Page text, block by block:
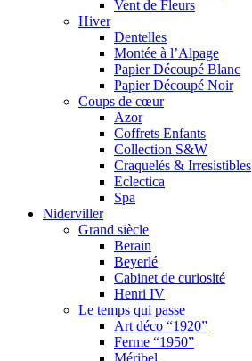
Vent de Fleurs
Hiver
Dentelles
Montée à l’Alpage
Papier Découpé Blanc
Papier Découpé Noir
Coups de cœur
Azor
Coffrets Enfants
Collection S&W
Craquelés & Irresistibles
Eclectica
Spa
Niderviller
Grand siècle
Berain
Beyerlé
Cabinet de curiosité
Henri IV
Le temps qui passe
Art déco “1920”
Ferme “1950”
Méribel